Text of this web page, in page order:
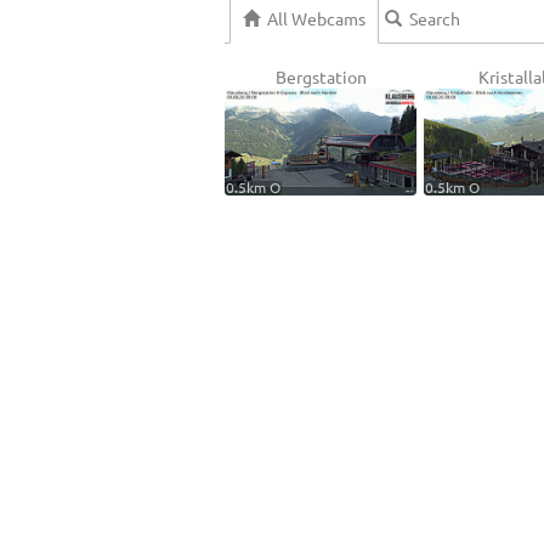
All Webcams
Bergstation
0.5km O 0.5km O